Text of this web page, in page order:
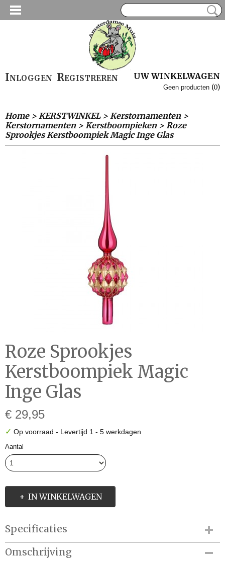
Inloggen Registreren UW WINKELWAGEN
Geen producten (0)
Home> KERSTWINKEL> Kerstornamenten>
Kerstornamenten> Kerstboompieken> Roze
Sprookjes Kerstboompiek Magic Inge Glas
Roze Sprookjes
Kerstboompiek Magic
Inge Glas
€ 29,95
✓ Op voorraad - Levertijd 1 - 5 werkdagen
Aantal
IN WINKELWAGEN
Specificaties
Productcode
IMP404311
Omschrijving